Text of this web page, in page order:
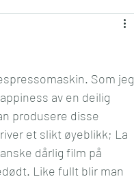
Hverdagslykke
Økonomi Orden
Som jeg
av en deilig
produsere disse
et slikt øyeblikk; La
dårlig film på
Like fullt blir man